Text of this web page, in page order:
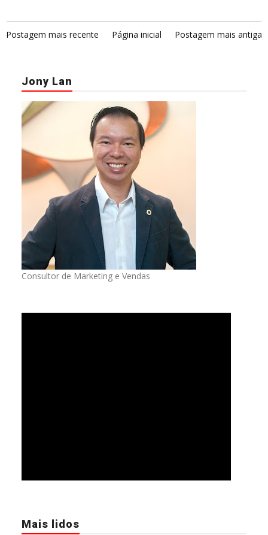
Postagem mais recente Página inicial Postagem mais antiga
Jony Lan
Consultor de Marketing e Vendas
Mais lidos